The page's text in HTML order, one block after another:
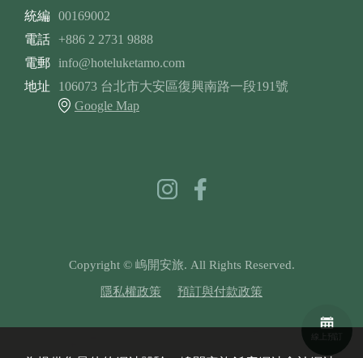
線上預訂
統編 00169002
電話
+886 2 2731 9888
電郵
info@hoteluketamo.com
地址
106073 台北市大安區復興南路一段191號
Google Map
Copyright © 嵨開安旅. All Rights Reserved.
隱私權政策 預訂與付款政策